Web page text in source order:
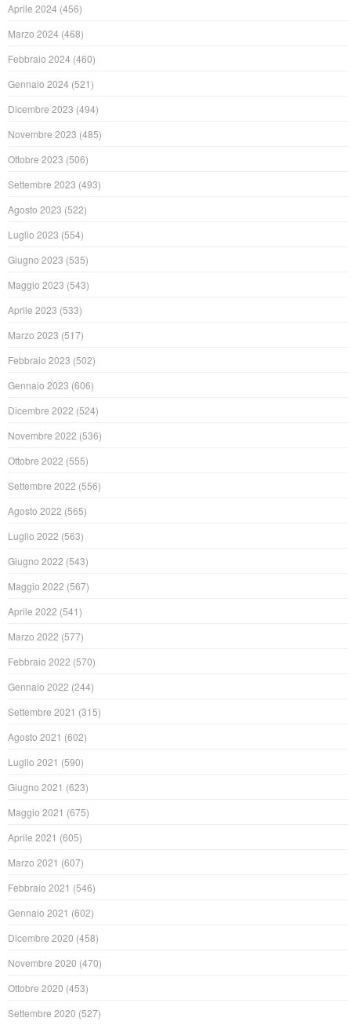
Aprile 2024 (456)
Marzo 2024 (468)
Febbraio 2024 (460)
Gennaio 2024 (521)
Dicembre 2023 (494)
Novembre 2023 (485)
Ottobre 2023 (506)
Settembre 2023 (493)
Agosto 2023 (522)
Luglio 2023 (554)
Giugno 2023 (535)
Maggio 2023 (543)
Aprile 2023 (533)
Marzo 2023 (517)
Febbraio 2023 (502)
Gennaio 2023 (606)
Dicembre 2022 (524)
Novembre 2022 (536)
Ottobre 2022 (555)
Settembre 2022 (556)
Agosto 2022 (565)
Luglio 2022 (563)
Giugno 2022 (543)
Maggio 2022 (567)
Aprile 2022 (541)
Marzo 2022 (577)
Febbraio 2022 (570)
Gennaio 2022 (244)
Settembre 2021 (315)
Agosto 2021 (602)
Luglio 2021 (590)
Giugno 2021 (623)
Maggio 2021 (675)
Aprile 2021 (605)
Marzo 2021 (607)
Febbraio 2021 (546)
Gennaio 2021 (602)
Dicembre 2020 (458)
Novembre 2020 (470)
Ottobre 2020 (453)
Settembre 2020 (527)